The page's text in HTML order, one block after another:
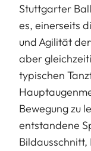
Stuttgarter
es, einerseits
und Agilität
aber
typischen
Bewegung zu
entstandene